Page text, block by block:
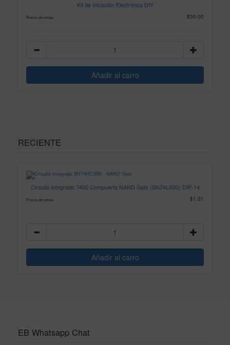
Kit de Iniciación Electrónica DIY
Precio de venta: $30.00
RECIENTE
Circuito Integrado 7400 Compuerta NAND Gate (SN74LS00) DIP-14
Precio de venta: $1.31
EB Whatsapp Chat